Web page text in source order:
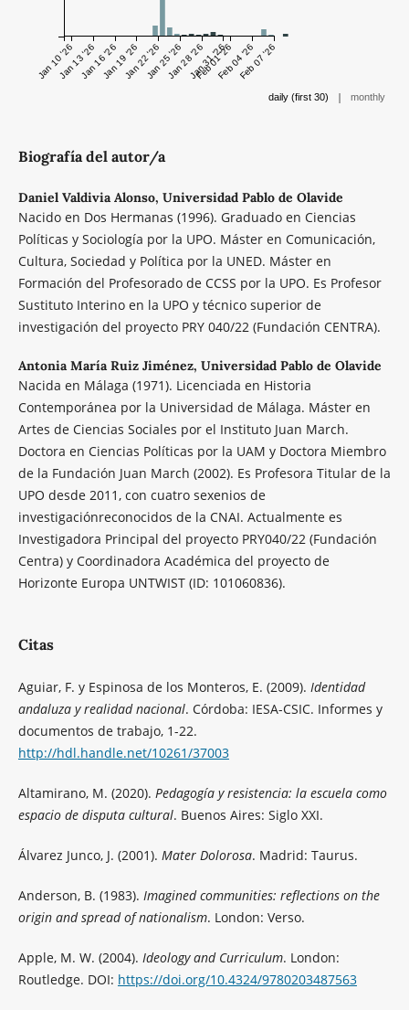
Jan 10 '26Jan 13 '26Jan 16 '26Jan 19 '26Jan 22 '26Jan 25 '26Jan 28 '26Jan 31 '26
Feb 01 '26Feb 04 '26Feb 07 '26
daily (first 30) | monthly
Biografía del autor/a
Daniel Valdivia Alonso, Universidad Pablo de Olavide
Nacido en Dos Hermanas (1996). Graduado en Ciencias
Políticas y Sociología por la UPO. Máster en Comunicación,
Cultura, Sociedad y Política por la UNED. Máster en
Formación del Profesorado de CCSS por la UPO. Es Profesor
Sustituto Interino en la UPO y técnico superior de
investigación del proyecto PRY 040/22 (Fundación CENTRA).
Antonia María Ruiz Jiménez, Universidad Pablo de Olavide
Nacida en Málaga (1971). Licenciada en Historia
Contemporánea por la Universidad de Málaga. Máster en
Artes de Ciencias Sociales por el Instituto Juan March.
Doctora en Ciencias Políticas por la UAM y Doctora Miembro
de la Fundación Juan March (2002). Es Profesora Titular de la
UPO desde 2011, con cuatro sexenios de
investigaciónreconocidos de la CNAI. Actualmente es
Investigadora Principal del proyecto PRY040/22 (Fundación
Centra) y Coordinadora Académica del proyecto de
Horizonte Europa UNTWIST (ID: 101060836).
Citas
Aguiar, F. y Espinosa de los Monteros, E. (2009). Identidad
andaluza y realidad nacional. Córdoba: IESA-CSIC. Informes y
documentos de trabajo, 1-22.
http://hdl.handle.net/10261/37003
Altamirano, M. (2020). Pedagogía y resistencia: la escuela como
espacio de disputa cultural. Buenos Aires: Siglo XXI.
Álvarez Junco, J. (2001). Mater Dolorosa. Madrid: Taurus.
Anderson, B. (1983). Imagined communities: reflections on the
origin and spread of nationalism. London: Verso.
Apple, M. W. (2004). Ideology and Curriculum. London:
Routledge. DOI: https://doi.org/10.4324/9780203487563